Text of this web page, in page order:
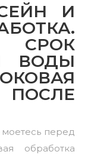
И
ВОДЫ
перед
обработка